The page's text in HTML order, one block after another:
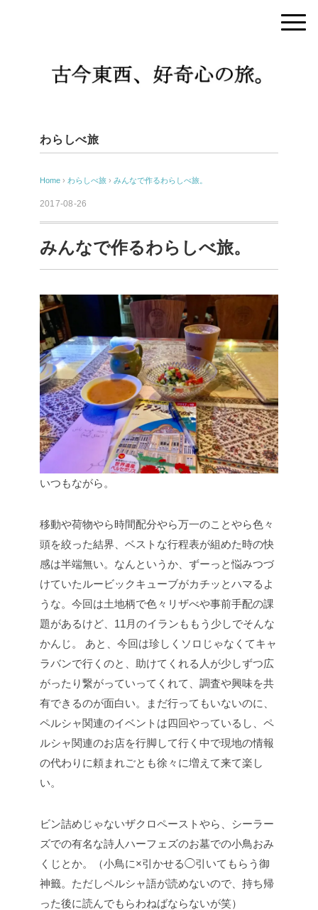
わらしべ旅
Home › わらしべ旅 › みんなで作るわらしべ旅。
2017-08-26
みんなで作るわらしべ旅。
いつもながら。
移動や荷物やら時間配分やら万一のことやら色々
頭を絞った結界、ベストな行程表が組めた時の快
感は半端無い。なんというか、ずーっと悩みつづ
けていたルービックキューブがカチッとハマるよ
うな。今回は土地柄で色々リザべや事前手配の課
題があるけど、11月のイランももう少しでそんな
かんじ。
あと、今回は珍しくソロじゃなくてキャ
ラバンで行くのと、助けてくれる人が少しずつ広
がったり繋がっていってくれて、調査や興味を共
有できるのが面白い。まだ行ってもいないのに、
ペルシャ関連のイベントは四回やっているし、ペ
ルシャ関連のお店を行脚して行く中で現地の情報
の代わりに頼まれごとも徐々に増えて来て楽し
い。
ビン詰めじゃないザクロペーストやら、シーラー
ズでの有名な詩人ハーフェズのお墓での小鳥おみ
くじとか。（小鳥に×引かせる◯引いてもらう御
神籤。ただしペルシャ語が読めないので、持ち帰
った後に読んでもらわねばならないが笑）